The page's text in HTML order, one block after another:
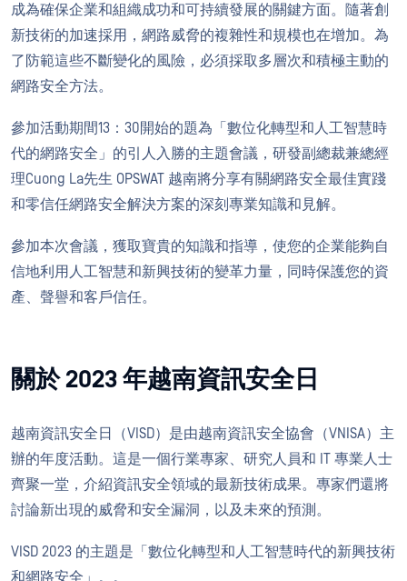
成為確保企業和組織成功和可持續發展的關鍵方面。隨著創
新技術的加速採用，網路威脅的複雜性和規模也在增加。為
了防範這些不斷變化的風險，必須採取多層次和積極主動的
網路安全方法。
參加活動期間13：30開始的題為「數位化轉型和人工智慧時
代的網路安全」的引人入勝的主題會議，研發副總裁兼總經
理Cuong La先生 OPSWAT 越南將分享有關網路安全最佳實踐
和零信任網路安全解決方案的深刻專業知識和見解。
參加本次會議，獲取寶貴的知識和指導，使您的企業能夠自
信地利用人工智慧和新興技術的變革力量，同時保護您的資
產、聲譽和客戶信任。
關於 2023 年越南資訊安全日
越南資訊安全日（VISD）是由越南資訊安全協會（VNISA）主
辦的年度活動。這是一個行業專家、研究人員和 IT 專業人士
齊聚一堂，介紹資訊安全領域的最新技術成果。專家們還將
討論新出現的威脅和安全漏洞，以及未來的預測。
VISD 2023 的主題是「數位化轉型和人工智慧時代的新興技術
和網路安全」。。